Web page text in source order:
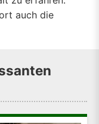
auch die